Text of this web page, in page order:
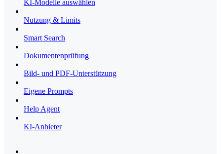
KI-Modelle auswählen
Nutzung & Limits
Smart Search
Dokumentenprüfung
Bild- und PDF-Unterstützung
Eigene Prompts
Help Agent
KI-Anbieter